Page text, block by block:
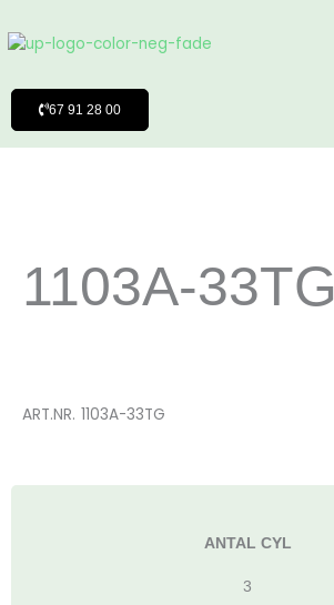
till
innehåll
67 91 28 00
1103A-33TG
ART.NR. 1103A-33TG
ANTAL CYL
3